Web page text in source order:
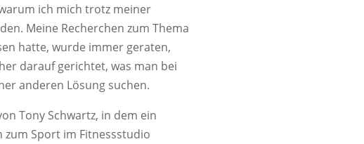
ich mich trotz meiner
Meine Recherchen zum Thema
hatte, wurde immer geraten,
darauf gerichtet, was man bei
anderen Lösung suchen.
Tony Schwartz, in dem ein
zum Sport im Fitnessstudio